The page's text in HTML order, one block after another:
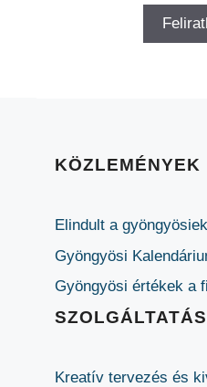
KÖZLEMÉNYEK
Elindult a
Gyöngyösi
Gyöngyösi értékek a
Kreatív tervezés és